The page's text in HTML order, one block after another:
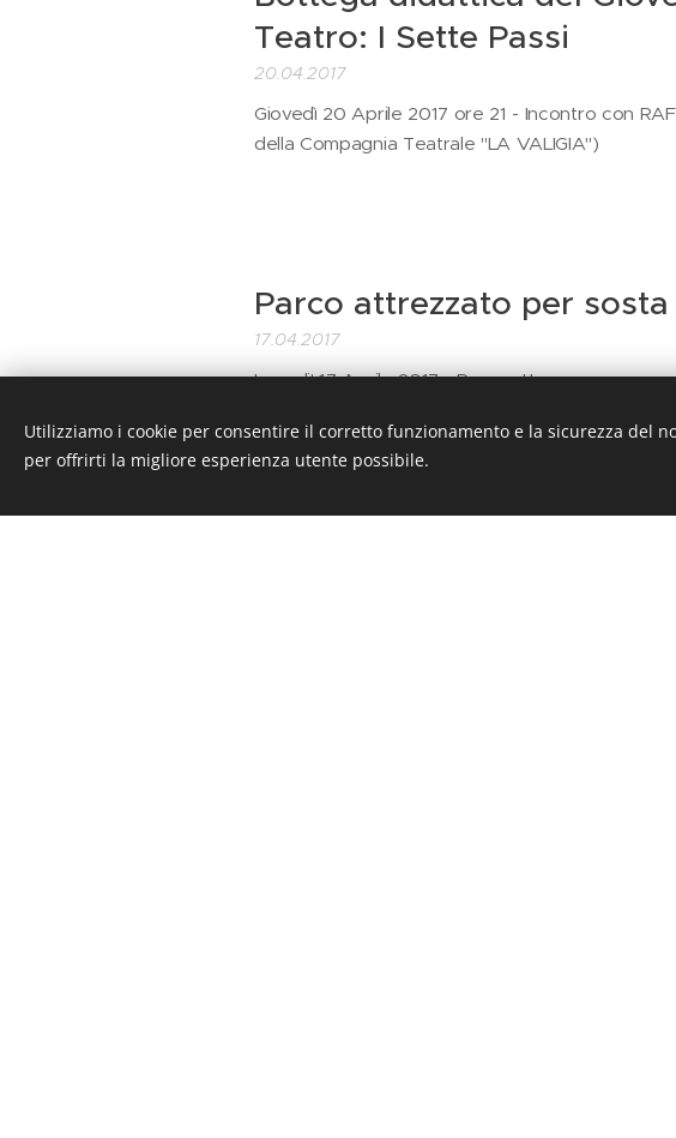
Teatro: I Sette Passi
20.04.2017
Giovedì 20 Aprile 2017 ore 21 - Incontro con
della Compagnia Teatrale "LA VALIGIA")
Parco attrezzato per
17.04.2017
Lunedi' 17 Aprile 2017 - Pasquetta
Utilizziamo i cookie per consentire il corretto funzionamento e la sicurezza del
per offrirti la migliore esperienza utente possibile.